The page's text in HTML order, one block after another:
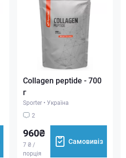
Collagen peptide - 700
г
Sporter • Україна
2
960₴
7 ₴ /
порція
Самовивіз